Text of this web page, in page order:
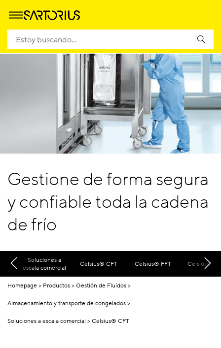
Gestione de forma segura
y confiable toda la cadena
de frío
Soluciones a
escala comercial
Celsius® CFT Celsius® FFT Celsius®
Homepage Productos Gestión de Fluídos
Almacenamiento y transporte de congelados
Soluciones a escala comercial Celsius® CFT